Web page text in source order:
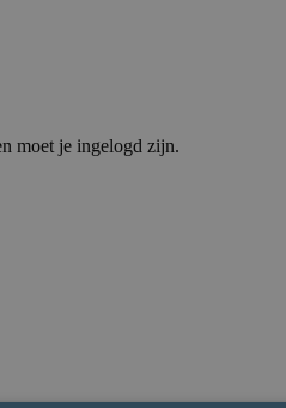
moet je ingelogd zijn.